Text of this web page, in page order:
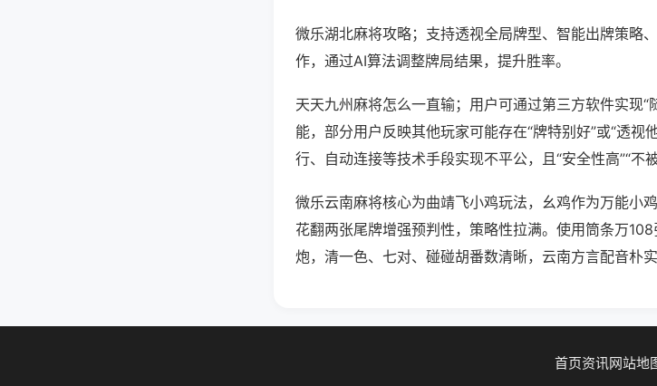
微乐湖北麻将攻略；支持透视全局牌型、智能出牌策略
作，通过AI算法调整牌局结果，提升胜率。
天天九州麻将怎么一直输；用户可通过第三方软件实现“
能，部分用户反映其他玩家可能存在“牌特别好”或“透视
行、自动连接等技术手段实现不平公，且“安全性高”“不被
微乐云南麻将核心为曲靖飞小鸡玩法，幺鸡作为万能小
花翻两张尾牌增强预判性，策略性拉满。使用筒条万
炮，清一色、七对、碰碰胡番数清晰，云南方言配音朴实
首页资讯网站地